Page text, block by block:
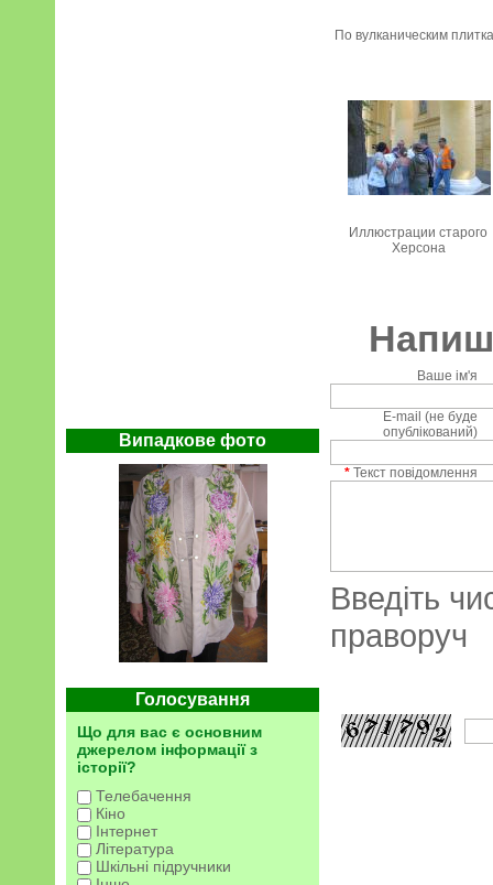
Випадкове фото
Голосування
Що для вас є основним
джерелом інформації з
історії?
Телебачення
Кіно
Інтернет
Література
Шкільні підручники
По вулканическим
Иллюстрации старого
Херсона
Ваше ім'я
E-mail (не буде
опублікований)
* Текст повідомлення
Введіть
праворуч